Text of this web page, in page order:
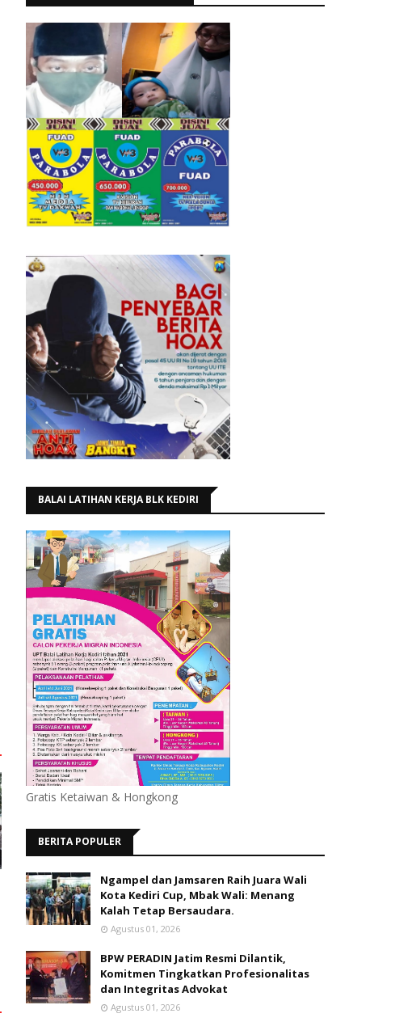
BALAI LATIHAN KERJA BLK KEDIRI
Gratis Ketaiwan & Hongkong
BERITA POPULER
Ngampel dan Jamsaren Raih Juara Wali
Kota Kediri Cup, Mbak Wali: Menang
Kalah Tetap Bersaudara.
Agustus 01, 2026
BPW PERADIN Jatim Resmi Dilantik,
Komitmen Tingkatkan Profesionalitas
dan Integritas Advokat
Agustus 01, 2026